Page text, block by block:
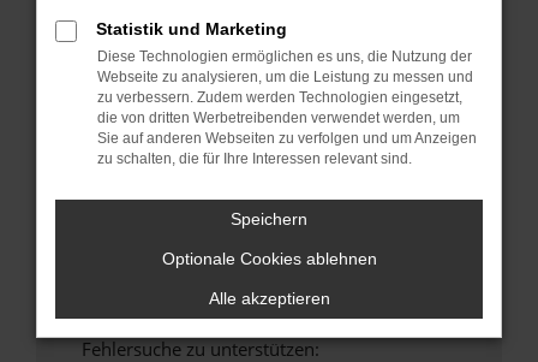
Stelle sicher, dass dein Browser und dein
Betriebssystem auf dem neuesten Stand
sind.
Veraltete Software birgt nicht nur ein
Sicherheitsrisiko, sondern kann auch dazu
führen, dass bestimmte Funktionen nicht mehr
Wende dich an den Webseitenbetreiber.
hast, kontaktiere uns bitte. Wir werden
versuchen, das Problem zu beheben. Du kannst
uns diesen Text schicken, um uns bei der
Fehlersuche zu unterstützen:
Statistik und Marketing
Diese Technologien ermöglichen es uns, die Nutzung der
Webseite zu analysieren, um die Leistung zu messen und
zu verbessern. Zudem werden Technologien eingesetzt,
die von dritten Werbetreibenden verwendet werden, um
Sie auf anderen Webseiten zu verfolgen und um Anzeigen
zu schalten, die für Ihre Interessen relevant sind.
Speichern
Optionale Cookies ablehnen
Alle akzeptieren